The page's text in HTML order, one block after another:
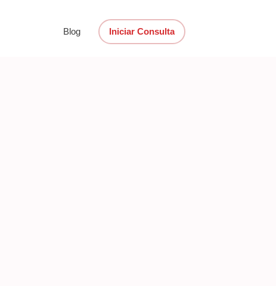
Blog Iniciar Consulta